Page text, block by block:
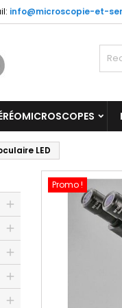
info@microscopie-et-
LED
Promo !